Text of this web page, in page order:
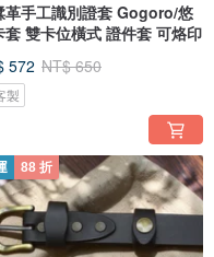
革手工識別證套 Gogoro/悠
套 雙卡位橫式 證件套 可烙印
572 NT$ 650
製
88 折